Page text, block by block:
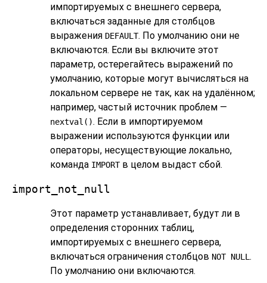
импортируемых с внешнего сервера,
включаться заданные для столбцов
выражения DEFAULT. По умолчанию они не
включаются. Если вы включите этот
параметр, остерегайтесь выражений по
умолчанию, которые могут вычисляться на
локальном сервере не так, как на удалённом;
например, частый источник проблем —
nextval(). Если в импортируемом
выражении используются функции или
операторы, несуществующие локально,
команда IMPORTв целом выдаст сбой.
import_not_null
Этот параметр устанавливает, будут ли в
определения сторонних таблиц,
импортируемых с внешнего сервера,
включаться ограничения столбцов NOT NULL .
По умолчанию они включаются.